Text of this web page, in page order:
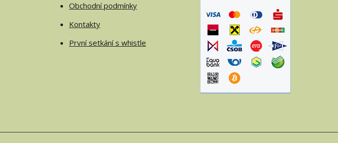
Obchodní podmínky
Kontakty
První setkání s whistle